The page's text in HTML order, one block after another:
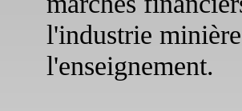
l'industrie
l'enseignement.